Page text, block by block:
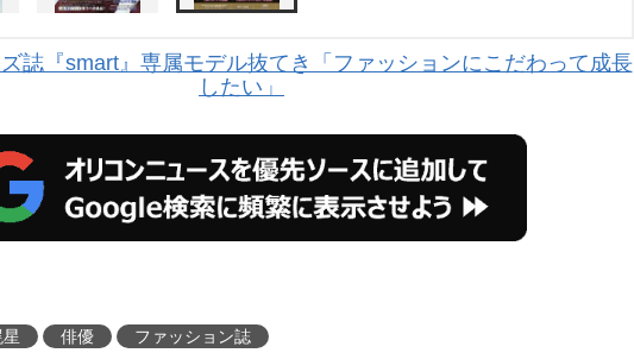
誌『smart』専属モデル抜てき「ファッションにこだわって成長
したい」
俳優 ファッション誌